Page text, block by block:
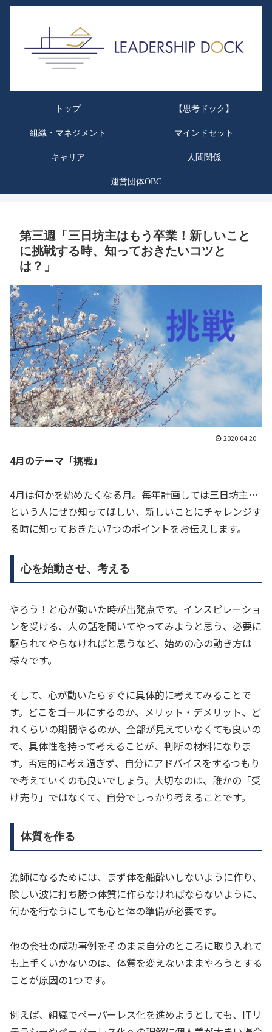
トップ 【思考ドック】
組織・マネジメント マインドセット
キャリア 人間関係
運営団体OBC
第三週「三日坊主はもう卒業！新しいこと
に挑戦する時、知っておきたいコツと
は？」
2020.04.20
4月のテーマ「挑戦」
4月は何かを始めたくなる月。毎年計画しては三日坊主…
という人にぜひ知ってほしい、新しいことにチャレンジす
る時に知っておきたい7つのポイントをお伝えします。
心を始動させ、考える
やろう！と心が動いた時が出発点です。インスピレーショ
ンを受ける、人の話を聞いてやってみようと思う、必要に
駆られてやらなければと思うなど、始めの心の動き方は
様々です。
そして、心が動いたらすぐに具体的に考えてみることで
す。どこをゴールにするのか、メリット・デメリット、ど
れくらいの期間やるのか、全部が見えていなくても良いの
で、具体性を持って考えることが、判断の材料になりま
す。否定的に考え過ぎず、自分にアドバイスをするつもり
で考えていくのも良いでしょう。大切なのは、誰かの「受
け売り」ではなくて、自分でしっかり考えることです。
体質を作る
漁師になるためには、まず体を船酔いしないように作り、
険しい波に打ち勝つ体質に作らなければならないように、
何かを行なうにしても心と体の準備が必要です。
他の会社の成功事例をそのまま自分のところに取り入れて
も上手くいかないのは、体質を変えないままやろうとする
ことが原因の1つです。
例えば、組織でペーパーレス化を進めようとしても、ITリ